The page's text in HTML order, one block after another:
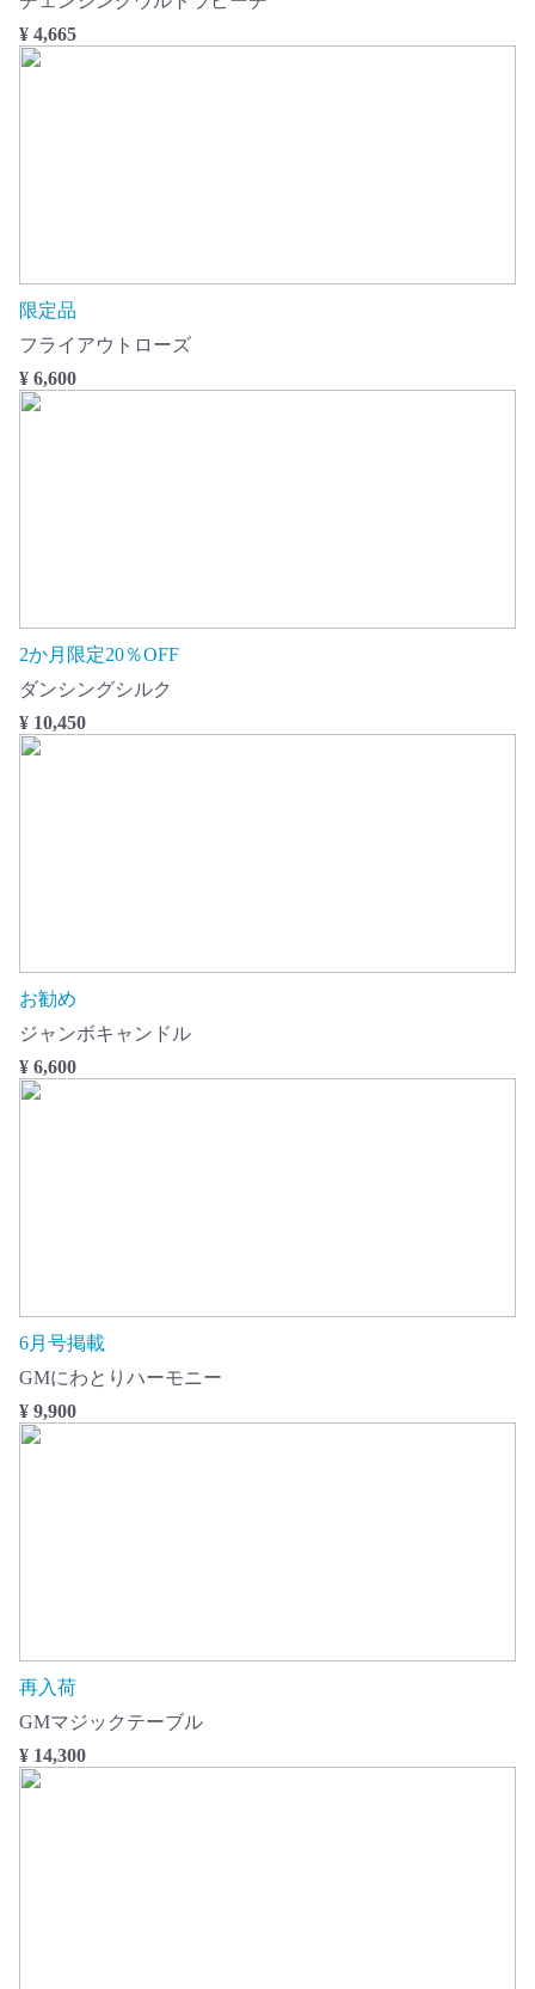
¥ 4,665
限定品
フライアウトローズ
¥ 6,600
2か月限定20％OFF
ダンシングシルク
¥ 10,450
お勧め
ジャンボキャンドル
¥ 6,600
6月号掲載
GMにわとりハーモニー
¥ 9,900
再入荷
GMマジックテーブル
¥ 14,300